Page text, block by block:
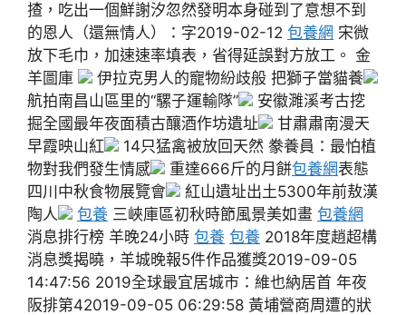
揸，吃出一個鮮謝汐忽然發明本身碰到了意想不到
的恩人（還無情人）：字2019-02-12 包養網 宋微
放下毛巾，加速速率填表，省得延誤對方放工。 金
羊圖庫
伊拉克男人的寵物紛歧般 把獅子當貓養
航拍南昌山區里的“騾子運輸隊”
安徽濉溪考古挖
掘全國最年夜面積古釀酒作坊遺址
甘肅肅南漫天
早霞映山紅
14只猛禽被放回天然 豢養員：最怕植
物對我們發生情感
重達666斤的月餅包養網表態
四川中秋食物展覽會
紅山遺址出土5300年前敖漢
陶人
包養 三峽庫區初秋時節風景美如畫 包養網
消息排行榜 羊晚24小時 包養 包養 2018年度趙超構
消息獎揭曉，羊城晚報5件作品獲獎2019-09-05
14:47:56 2019全球最宜居城市：維也納居首 年夜
阪排第42019-09-05 06:29:58 黃埔營商周遭的狀